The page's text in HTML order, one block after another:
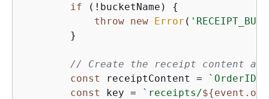
if (!bucketName) {
throw new Error (
        }
// Create the receipt content
const
receiptContent = `OrderID:
const
key = `receipts/${